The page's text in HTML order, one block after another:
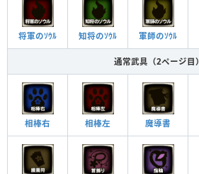
将軍のｿｳﾙ 知将のｿｳﾙ 軍師のｿｳﾙ
通常武具（2ページ目）
相棒右 相棒左 魔導書